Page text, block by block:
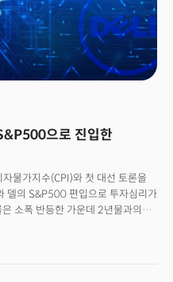
으로 진입한
물가지수(CPI)와 첫 대선 토론을
델의 S&P500 편입으로 투자심리가
소폭 반등한 가운데 2년물과의
률 곡선의 정상화가 진행.